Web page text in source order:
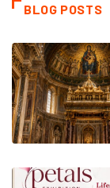
BLOG POSTS